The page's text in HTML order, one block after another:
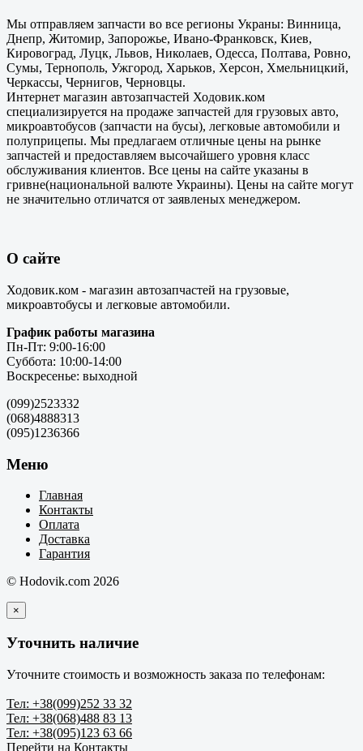
Мы отправляем запчасти во все регионы Украны: Винница,
Днепр, Житомир, Запорожье, Ивано-Франковск, Киев,
Кировоград, Луцк, Львов, Николаев, Одесса, Полтава, Ровно,
Сумы, Тернополь, Ужгород, Харьков, Херсон, Хмельницкий,
Черкассы, Чернигов, Черновцы.
Интернет магазин автозапчастей Ходовик.ком
специализируется на продаже запчастей для грузовых авто,
микроавтобусов (запчасти на бусы), легковые автомобили и
полуприцепы. Мы предлагаем отличные цены на рынке
запчастей и предоставляем высочайшего уровня класс
обслуживания клиентов. Все цены на сайте указаны в
гривне(национальной валюте Украины). Цены на сайте могут
не значительно отличатся от заявленых менеджером.
О сайте
Ходовик.ком - магазин автозапчастей на грузовые,
микроавтобусы и легковые автомобили.
График работы магазина
Пн-Пт: 9:00-16:00
Суббота: 10:00-14:00
Воскресенье: выходной
(099)2523332
(068)4888313
(095)1236366
Меню
Главная
Контакты
Оплата
Доставка
Гарантия
© Hodovik.com 2026
×
Уточнить наличие
Уточните стоимость и возможность заказа по телефонам:
Тел: +38(099)252 33 32
Тел: +38(068)488 83 13
Тел: +38(095)123 63 66
Перейти на Контакты